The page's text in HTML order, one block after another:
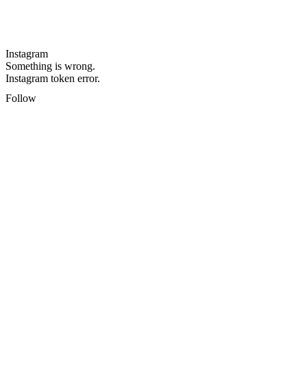
Instagram
Something is wrong.
Instagram token error.
Follow